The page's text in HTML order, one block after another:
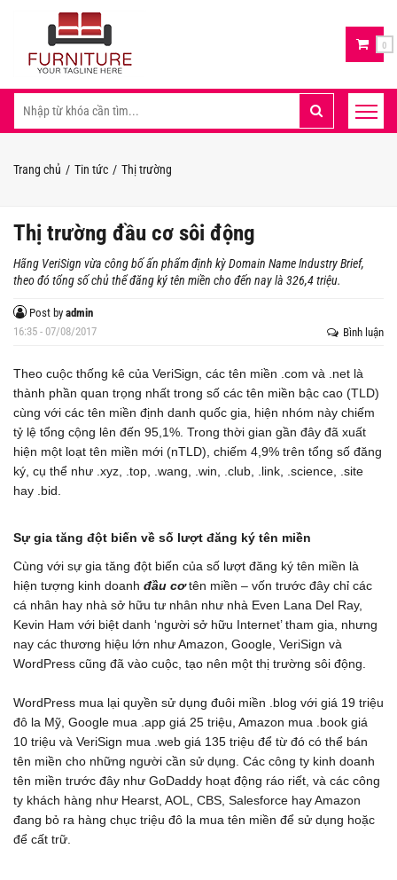
0
Trang chủ Tin tức Thị trường
Thị trường đầu cơ sôi động
Hãng VeriSign vừa công bố ấn phẩm định kỳ Domain Name Industry Brief,
theo đó tổng số chủ thể đăng ký tên miền cho đến nay là 326,4 triệu.
Post by admin
16:35 - 07/08/2017
Bình luận
Theo cuộc thống kê của VeriSign, các tên miền .com và .net là
thành phần quan trọng nhất trong số các tên miền bậc cao (TLD)
cùng với các tên miền định danh quốc gia, hiện nhóm này chiếm
tỷ lệ tổng cộng lên đến 95,1%. Trong thời gian gần đây đã xuất
hiện một loạt tên miền mới (nTLD), chiếm 4,9% trên tổng số đăng
ký, cụ thể như .xyz, .top, .wang, .win, .club, .link, .science, .site
hay .bid.
Sự gia tăng đột biến về số lượt đăng ký tên miền
Cùng với sự gia tăng đột biến của số lượt đăng ký tên miền là
hiện tượng kinh doanh đầu cơtên miền – vốn trước đây chỉ các
cá nhân hay nhà sở hữu tư nhân như nhà Even Lana Del Ray,
Kevin Ham với biệt danh ‘người sở hữu Internet’ tham gia, nhưng
nay các thương hiệu lớn như Amazon, Google, VeriSign và
WordPress cũng đã vào cuộc, tạo nên một thị trường sôi động.
WordPress mua lại quyền sử dụng đuôi miền .blog với giá 19 triệu
đô la Mỹ, Google mua .app giá 25 triệu, Amazon mua .book giá
10 triệu và VeriSign mua .web giá 135 triệu để từ đó có thể bán
tên miền cho những người cần sử dụng. Các công ty kinh doanh
tên miền trước đây như GoDaddy hoạt động ráo riết, và các công
ty khách hàng như Hearst, AOL, CBS, Salesforce hay Amazon
đang bỏ ra hàng chục triệu đô la mua tên miền để sử dụng hoặc
để cất trữ.